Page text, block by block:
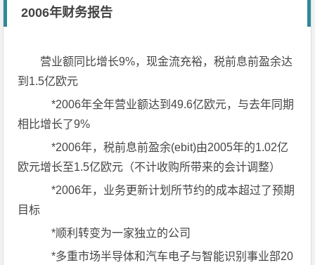
2006年财务报告
营业额同比增长9%，现金流充裕，税前息前盈余达
到1.5亿欧元
*2006年全年营业额达到49.6亿欧元，与去年同期
相比增长了9%
*2006年，税前息前盈余(ebit)由2005年的1.02亿
欧元增长至1.5亿欧元（不计收购所带来的会计调整）
*2006年，业务更新计划所节约的成本超过了预期
目标
*顺利转变为一家独立的公司
*多重市场半导体和汽车电子与智能识别事业部20